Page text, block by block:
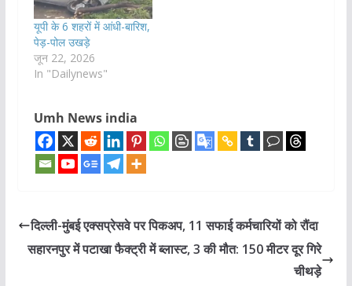
यूपी के 6 शहरों में आंधी-बारिश,
पेड़-पोल उखड़े
जून 22, 2026
In "Dailynews"
Umh News india
दिल्ली-मुंबई एक्सप्रेसवे पर पिकअप, 11 सफाई कर्मचारियों को रौंदा
सहारनपुर में पटाखा फैक्ट्री में ब्लास्ट, 3 की मौत: 150 मीटर दूर गिरे
चीथड़े